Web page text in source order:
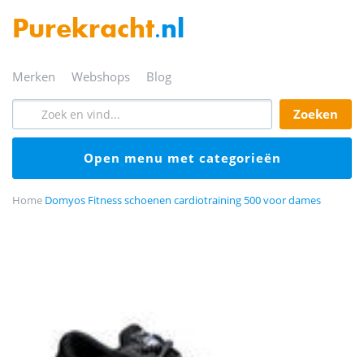
Purekracht.nl
merken webshops blog
zoeken
open menu met categorieën
Home Domyos Fitness schoenen cardiotraining 500 voor dames